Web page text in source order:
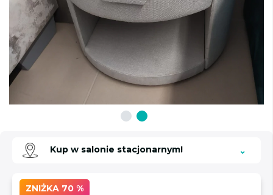
Kup w salonie stacjonarnym!
ZNIŻKA 70 %